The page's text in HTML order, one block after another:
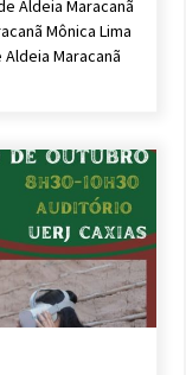
Aldeia Maracanã
Mônica Lima
Aldeia Maracanã